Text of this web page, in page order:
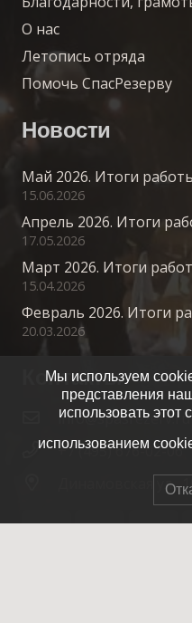
О нас
Летопись отряда
Помочь СпасРезерву
Новости
Май 2026. Итоги
15.06.2026
Апрель 2026. Итоги
17.05.2026
Март 2026. Итоги
15.04.2026
Февраль 2026. Итоги
20.03.2026
Контакты
info@spasrezerv.ru
+7 (495) 676-02-06
Динамовская ул.,
Мы используем
представления
использовать этот
использованием